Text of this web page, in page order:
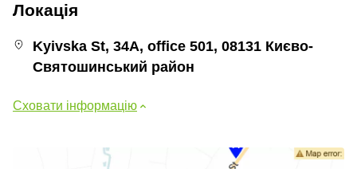
Локація
Kyivska St, 34А, office 501, 08131 Києво-
Святошинський район
Сховати інформацію